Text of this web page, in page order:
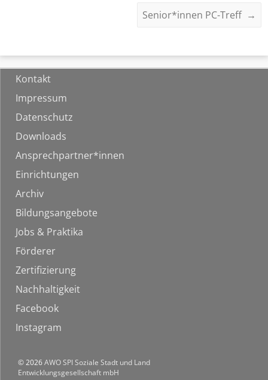
Senior*innen PC-Treff →
Kontakt
Impressum
Datenschutz
Downloads
Ansprechpartner*innen
Einrichtungen
Archiv
Bildungsangebote
Jobs & Praktika
Förderer
Zertifizierung
Nachhaltigkeit
Facebook
Instagram
© 2026AWO SPI Soziale Stadt und Land
Entwicklungsgesellschaft mbH